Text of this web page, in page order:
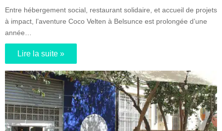
Entre hébergement social, restaurant solidaire, et accueil de projets
à impact, l’aventure Coco Velten à Belsunce est prolongée d’une
année…
Lire la suite »